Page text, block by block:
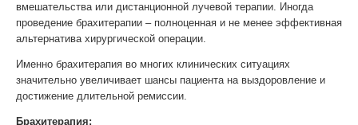
вмешательства или дистанционной лучевой терапии. Иногда
проведение брахитерапии – полноценная и не менее эффективная
альтернатива хирургической операции.
Именно брахитерапия во многих клинических ситуациях
значительно увеличивает шансы пациента на выздоровление и
достижение длительной ремиссии.
Брахитерапия: